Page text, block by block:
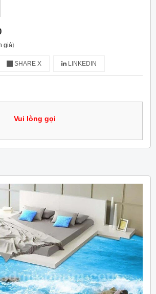
giá)
SHARE X LINKEDIN
Vui lòng gọi